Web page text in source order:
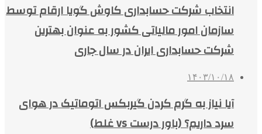
انتخاب شرکت حسابداری کاوش گویا ارقام توسط
سازمان امور مالیاتی کشور به عنوان بهترین
شرکت حسابداری ایران در سال جاری
۱۴۰۳/۱۰/۱۸
آیا نیاز به گرم کردن گیربکس اتوماتیک در هوای
سرد داریم؟ (باور درست vs غلط)